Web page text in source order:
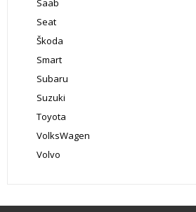
Seat
Škoda
Smart
Subaru
Suzuki
Toyota
VolksWagen
Volvo